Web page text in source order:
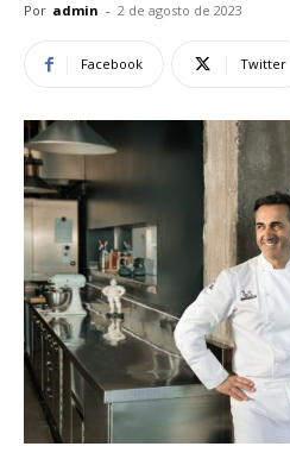
Por admin - 2 de agosto de 2023
Facebook Twitter